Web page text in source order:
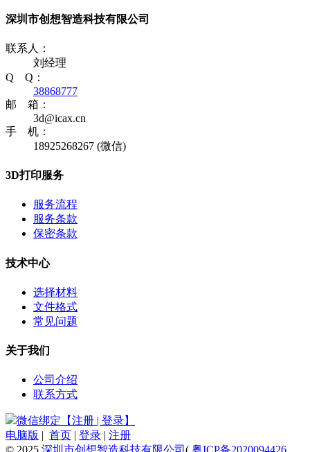
深圳市创想智造科技有限公司
联系人：
刘经理
Q Q：
38868777
邮 箱：
3d@icax.cn
手 机：
18925268267 (微信)
3D打印服务
服务流程
服务条款
保密条款
技术中心
选择材料
文件格式
常见问题
关于我们
公司介绍
联系方式
微信绑定【注册 | 登录】
电脑版 | 首页 | 登录 | 注册